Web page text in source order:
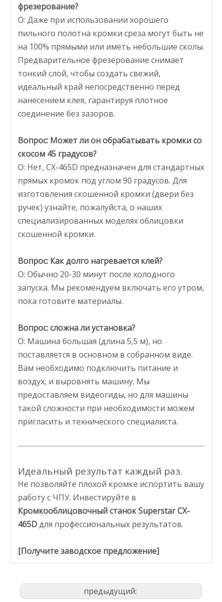
фрезерование?
О: Даже при использовании хорошего
пильного полотна кромки среза могут быть не
на 100% прямыми или иметь небольшие сколы.
Предварительное фрезерование снимает
тонкий слой, чтобы создать свежий,
идеальный край непосредственно перед
нанесением клея, гарантируя плотное
соединение без зазоров.
Вопрос: Может ли он обрабатывать кромки со
скосом 45 градусов?
О: Нет, CX-465D предназначен для стандартных
прямых кромок под углом 90 градусов. Для
изготовления скошенной кромки (двери без
ручек) узнайте, пожалуйста, о наших
специализированных моделях облицовки
скошенной кромки.
Вопрос: Как долго нагревается клей?
О: Обычно 20-30 минут после холодного
запуска. Мы рекомендуем включать его утром,
пока готовите материалы.
Вопрос: сложна ли установка?
О: Машина большая (длина 5,5 м), но
поставляется в основном в собранном виде.
Вам необходимо подключить питание и
воздух, и выровнять машину. Мы
предоставляем видеогиды, но для машины
такой сложности при необходимости можем
пригласить и технического специалиста.
Идеальный результат каждый раз.
Не позволяйте плохой кромке испортить вашу
работу с ЧПУ. Инвестируйте в
Кромкооблицовочный станок Superstar CX-
465Dдля профессиональных результатов.
[Получите заводское предложение]
предыдущий: